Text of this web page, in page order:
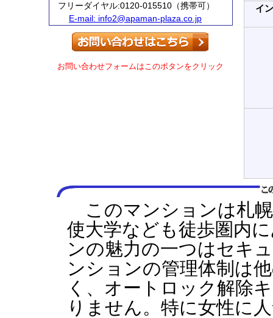
フリーダイヤル:0120-015510（携帯可）
E-mail: info2@apaman-plaza.co.jp
お問い合わせフォームはこのボタンをクリック
イ
このマンションは札
使大学なども徒歩圏内
ンの魅力の一つはセキ
ンションの管理体制は
く、オートロック解除
りません。特に女性に